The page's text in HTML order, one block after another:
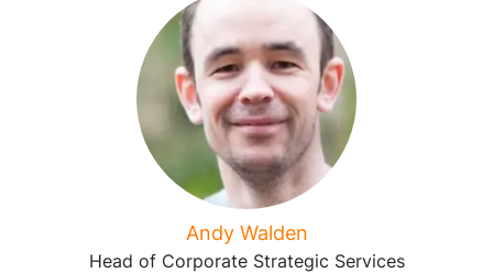
Andy Walden
Head of Corporate Strategic Services